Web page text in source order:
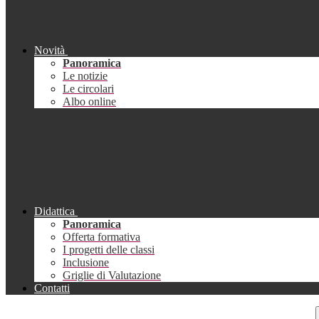
Novità
Panoramica
Le notizie
Le circolari
Albo online
Didattica
Panoramica
Offerta formativa
I progetti delle classi
Inclusione
Griglie di Valutazione
Contatti